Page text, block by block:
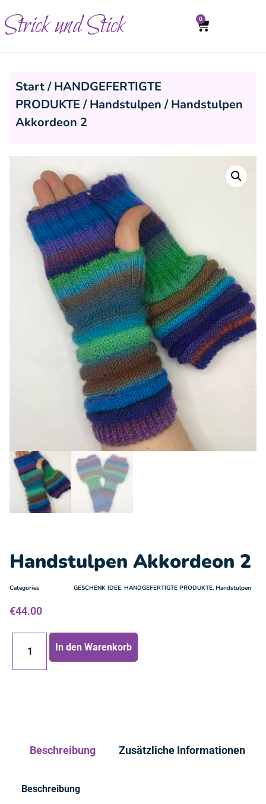
Strick und Stick 0
Start/HANDGEFERTIGTE
PRODUKTE/Handstulpen/ Handstulpen
Akkordeon 2
Handstulpen Akkordeon 2
Categories GESCHENK IDEE, HANDGEFERTIGTE PRODUKTE, Handstulpen
€44.00
In den Warenkorb
Beschreibung Zusätzliche Informationen
Beschreibung